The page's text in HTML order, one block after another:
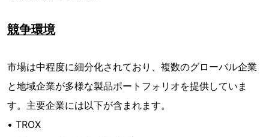
競争環境
市場は中程度に細分化されており、複数のグローバル企業
と地域企業が多様な製品ポートフォリオを提供していま
す。主要企業には以下が含まれます。
• TROX